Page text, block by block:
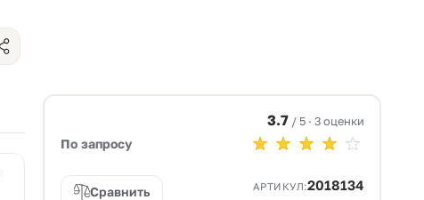
По запросу
3.7 / 5 · 3 оценки
Сравнить АРТИКУЛ:2018134